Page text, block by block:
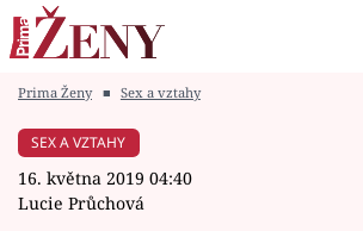
Módní alarm
Prima Ženy ■ Sex a vztahy
SEX A VZTAHY
16. května 2019 04:40
Lucie Průchová